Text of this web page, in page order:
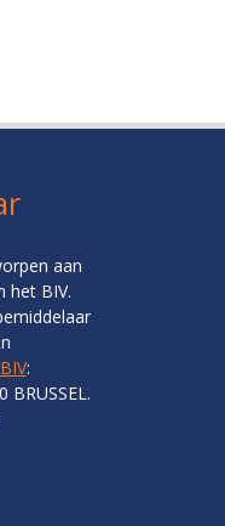
aan
het BIV.
BIV: